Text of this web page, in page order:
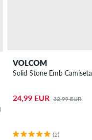
VOLCOM
Solid Stone Emb Camiseta
24,99 EUR 32,99 EUR
(2)